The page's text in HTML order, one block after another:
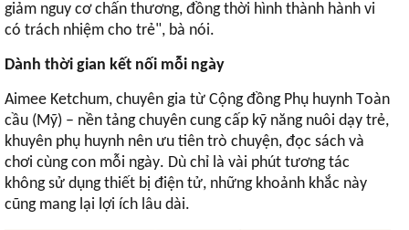
giảm nguy cơ chấn thương, đồng thời hình thành hành vi
có trách nhiệm cho trẻ", bà nói.
Dành thời gian kết nối mỗi ngày
Aimee Ketchum, chuyên gia từ Cộng đồng Phụ huynh Toàn
cầu (Mỹ) – nền tảng chuyên cung cấp kỹ năng nuôi dạy trẻ,
khuyên phụ huynh nên ưu tiên trò chuyện, đọc sách và
chơi cùng con mỗi ngày. Dù chỉ là vài phút tương tác
không sử dụng thiết bị điện tử, những khoảnh khắc này
cũng mang lại lợi ích lâu dài.